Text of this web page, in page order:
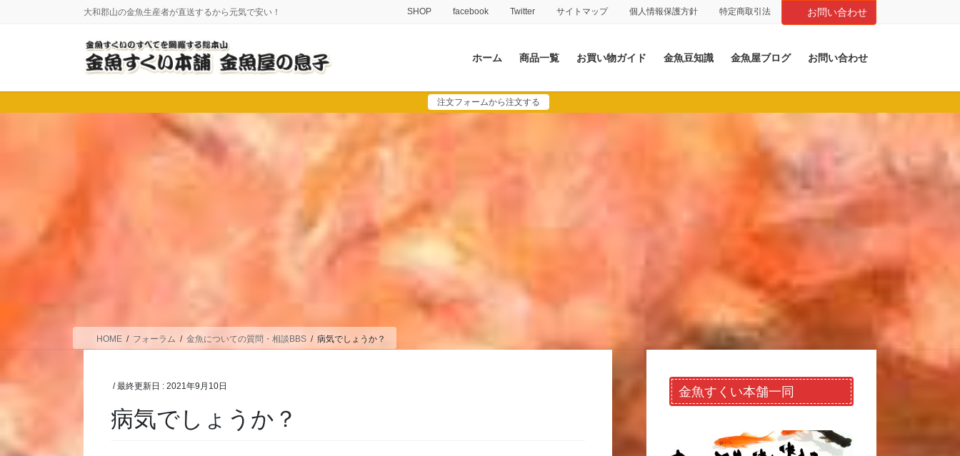
に
移
ョ
ン
大和郡山の金魚生産者が直送するから元気で安い！ SHOP facebook Twitter サイトマップ 個人情報保護方針 特定商取引法 お問い合わせ
ホーム 商品一覧 お買い物ガイド 金魚豆知識 金魚屋ブログ お問い合わせ
注文フォームから注文する
HOME フォーラム 金魚についての質問・相談BBS 病気でしょうか？
/ 最終更新日 :2021年9月10日
病気でしょうか？
金魚すくい本舗一同